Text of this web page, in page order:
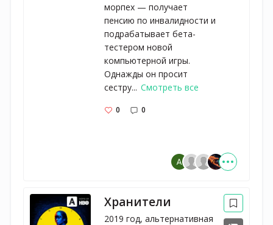
морпех — получает
пенсию по инвалидности и
подрабатывает бета-
тестером новой
компьютерной игры.
Однажды он просит
сестру... Смотреть все
0 0
Хранители
2019 год, альтернативная